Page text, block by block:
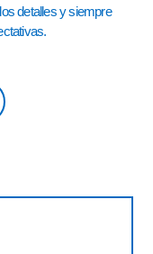
detalles y siempre